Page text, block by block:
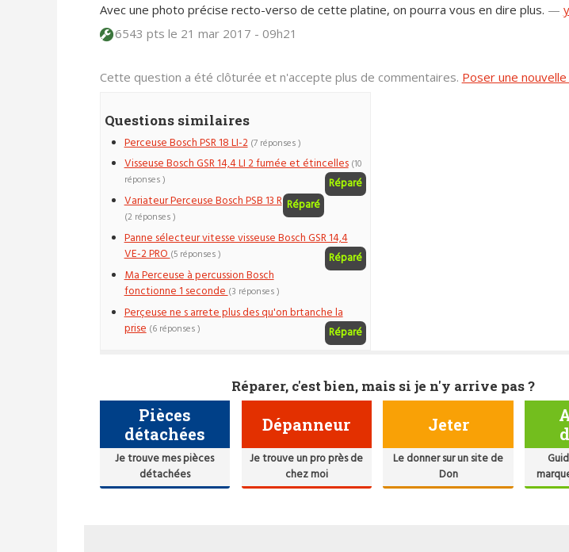
Avec une photo précise recto-verso de cette platine, on pourra vous en dire plus. —
6543 pts le 21 mar 2017 - 09h21
Cette question a été clôturée et n'accepte plus de commentaires. Poser une
Questions similaires
Perceuse Bosch PSR 18 LI-2 (7 réponses )
Visseuse Bosch GSR 14,4 LI 2 fumée et étincelles
Réparé
(10
réponses )
Variateur Perceuse Bosch PSB 13 R Réparé
(2 réponses )
Panne sélecteur vitesse visseuse Bosch GSR 14,4
VE-2 PRO
Réparé
(5 réponses )
Ma Perceuse à percussion Bosch
fonctionne 1 seconde(3 réponses )
Perçeuse ne s arrete plus des qu'on brtanche la
prise
Réparé
(6 réponses )
Réparer, c'est bien, mais si je n'y arrive pas ?
Pièces
détachées
Je trouve mes pièces
détachées
Dépanneur
Je trouve un pro près de
chez moi
Jeter
Le donner sur un site de
Don